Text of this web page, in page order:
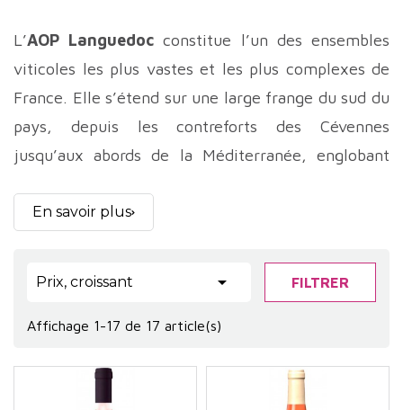
L’AOP Languedoc constitue l’un des ensembles
viticoles les plus vastes et les plus complexes de
France. Elle s’étend sur une large frange du sud du
pays, depuis les contreforts des Cévennes
jusqu’aux abords de la Méditerranée, englobant
microclimats. Cette appellation, longtemps perçue
capable de produire des vins précis, identitaires et
profondément liés à leur environnement.
Le vignoble de l’AOP Languedoc se déploie sur des
zones très contrastées, alternant plaines littorales,
En savoir plus
Prix, croissant  FILTRER
Affichage 1-17 de 17 article(s)